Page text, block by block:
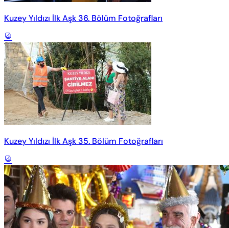
Kuzey Yıldızı İlk Aşk 36. Bölüm Fotoğrafları
Kuzey Yıldızı İlk Aşk 35. Bölüm Fotoğrafları